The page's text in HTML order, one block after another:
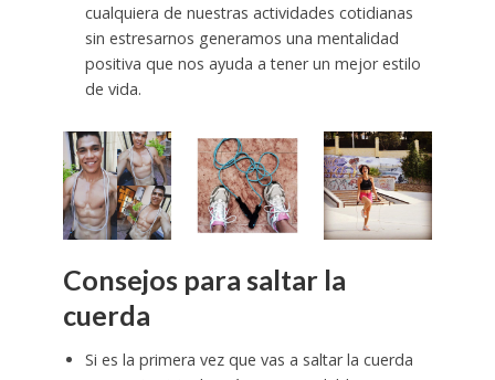
cualquiera de nuestras actividades cotidianas
sin estresarnos generamos una mentalidad
positiva que nos ayuda a tener un mejor estilo
de vida.
Consejos para saltar la
cuerda
Si es la primera vez que vas a saltar la cuerda